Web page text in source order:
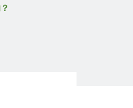
实力的厂家，才能为客户生产
服务方面都无法和正规大厂家
好？